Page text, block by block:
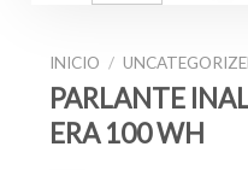
INICIO /
PARLANTE
ERA 100 WH